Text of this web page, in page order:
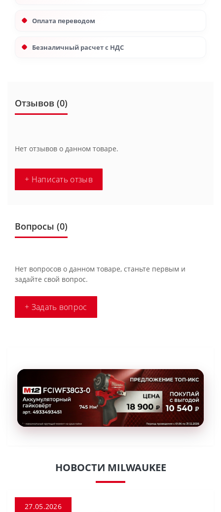
Оплата переводом
Безналичный расчет с НДС
Отзывов (0)
Нет отзывов о данном товаре.
+ Написать отзыв
Вопросы (0)
Нет вопросов о данном товаре, станьте первым и
задайте свой вопрос.
+ Задать вопрос
НОВОСТИ MILWAUKEE
27.05.2026